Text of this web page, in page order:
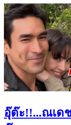
อุ๊ต๊ะ!!...ณเด